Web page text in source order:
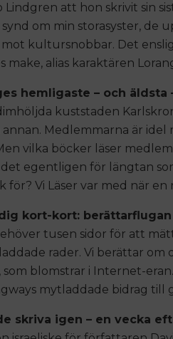
Lindgren att hon skrivit sin
om min storasyster, de
kultursnobbar. Det
make, alias karaktären
hemligaste – och äldsta
kuststaden
annan. Medlemmarna är idel
vilka böcker läser
egentligen för längtan
för? Vi Läser var med när
kort-kort: berättarflugan
tusen sidor för att
rader. Vi berättar
som blomstrar i Internet-
mytladdade bidrag till
skriva igen – en vecka